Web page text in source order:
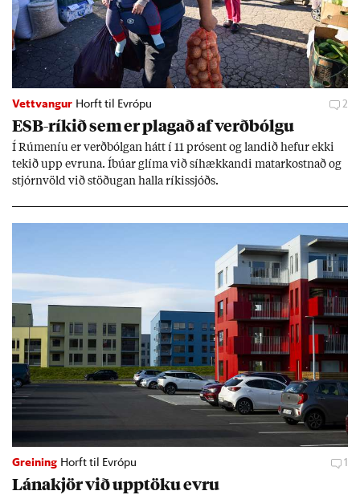
Vettvangur Horft til Evrópu 2
ESB-rík­ið sem er plag­að af verð­bólgu
Í Rúm­en­íu er verð­bólg­an hátt í 11 pró­sent og land­ið hef­ur ekki
tek­ið upp evr­una. Íbú­ar glíma við sí­hækk­andi mat­ar­kostn­að og
stjórn­völd við stöð­ug­an halla rík­is­sjóðs.
Greining Horft til Evrópu 1
Lána­kjör við upp­töku evru